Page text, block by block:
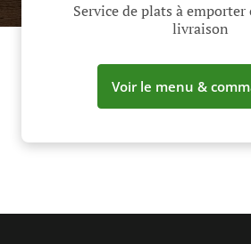
Service de plats à emporter
livraison
Voir le menu &